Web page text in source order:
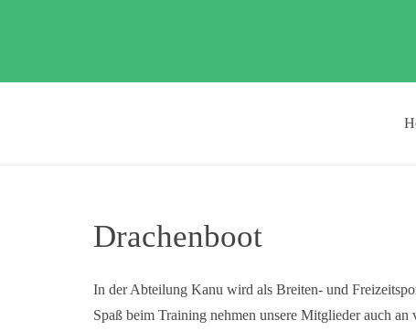
Drachenboot
In der Abteilung Kanu wird als Breiten- und
Spaß beim Training nehmen unsere Mitglieder auch